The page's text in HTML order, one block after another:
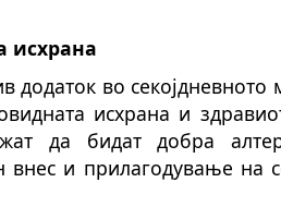
исхрана
додаток во секојдневното
исхрана и
да бидат добра
внес и прилагодување на